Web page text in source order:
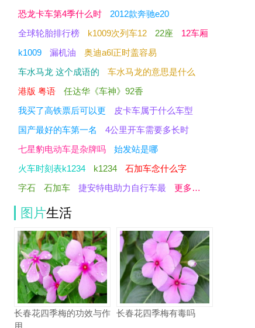
恐龙卡车第4季什么时
2012款奔驰e20
全球轮胎排行榜
k1009次列车12 22座
12车厢
k1009
漏机油
奥迪a6l正时盖容易
车水马龙 这个成语的
车水马龙的意思是什么
港版 粤语
任达华《车神》92香
我买了高铁票后可以更
皮卡车属于什么车型
国产最好的车第一名
4公里开车需要多长时
七星豹电动车是杂牌吗
始发站是哪
火车时刻表k1234
k1234
石加车念什么字
字石
石加车 捷安特电助力自行车最 更多…
图片生活
长春花四季梅的功效与作
用
长春花四季梅有毒吗